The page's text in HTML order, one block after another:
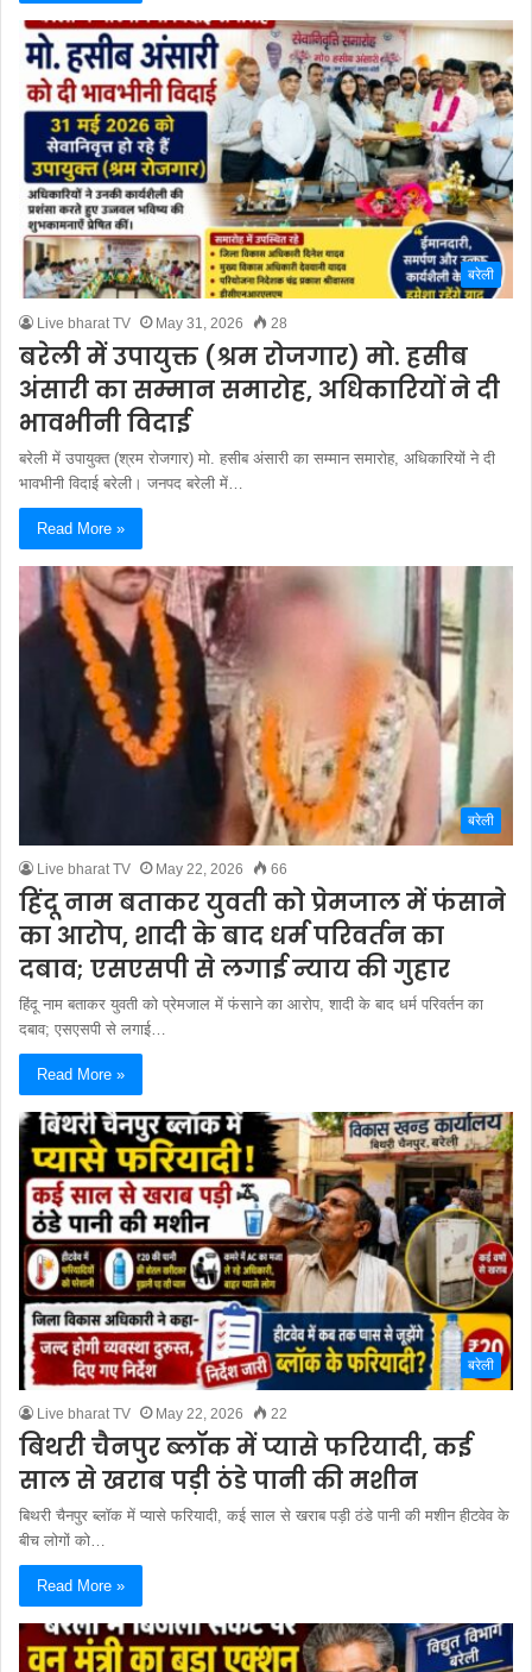
बरेली
Live bharat TV May 31, 2026 28
बरेली में उपायुक्त (श्रम रोजगार) मो. हसीब
अंसारी का सम्मान समारोह, अधिकारियों ने दी
भावभीनी विदाई
बरेली में उपायुक्त (श्रम रोजगार) मो. हसीब अंसारी का सम्मान समारोह, अधिकारियों ने दी
भावभीनी विदाई बरेली। जनपद बरेली में…
Read More »
बरेली
Live bharat TV May 22, 2026 66
हिंदू नाम बताकर युवती को प्रेमजाल में फंसाने
का आरोप, शादी के बाद धर्म परिवर्तन का
दबाव; एसएसपी से लगाई न्याय की गुहार
हिंदू नाम बताकर युवती को प्रेमजाल में फंसाने का आरोप, शादी के बाद धर्म परिवर्तन का
दबाव; एसएसपी से लगाई…
Read More »
बरेली
Live bharat TV May 22, 2026 22
बिथरी चैनपुर ब्लॉक में प्यासे फरियादी, कई
साल से खराब पड़ी ठंडे पानी की मशीन
बिथरी चैनपुर ब्लॉक में प्यासे फरियादी, कई साल से खराब पड़ी ठंडे पानी की मशीन हीटवेव के
बीच लोगों को…
Read More »